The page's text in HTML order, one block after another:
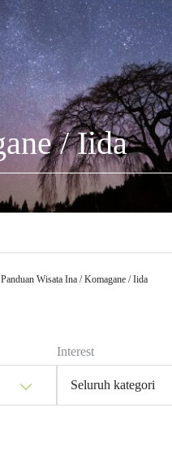
/ Iida
Panduan Wisata Ina / Komagane / Iida
Interest
Seluruh kategori